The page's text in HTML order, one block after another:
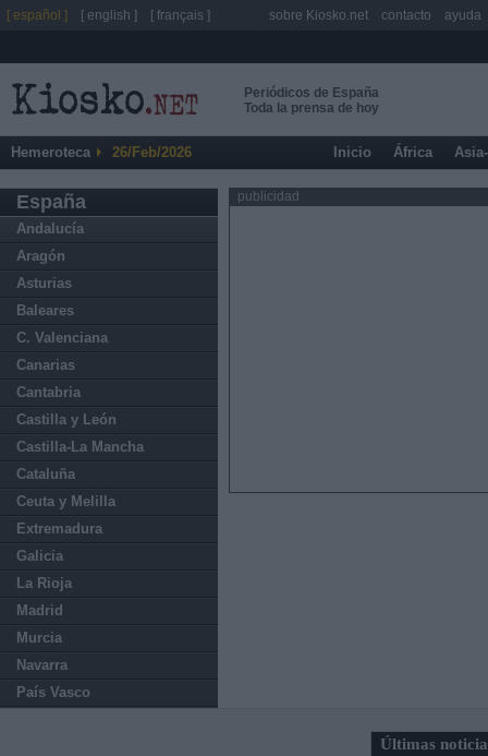
Periódicos de España
Toda la prensa de hoy
Hemeroteca 26/Feb/2026 Inicio África
España
Andalucía
Aragón
Asturias
Baleares
C. Valenciana
Canarias
Cantabria
Castilla y León
Castilla-La Mancha
Cataluña
Ceuta y Melilla
Extremadura
Galicia
La Rioja
Madrid
Murcia
Navarra
País Vasco
publicidad
Últimas
[ español ] [ english ] [ français ] sobre Kiosko.net contacto ayuda